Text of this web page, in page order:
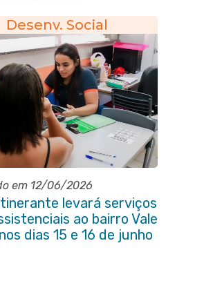
Desenv. Social
em 12/06/2026
levará serviços
ao bairro Vale
dias 15 e 16 de junho